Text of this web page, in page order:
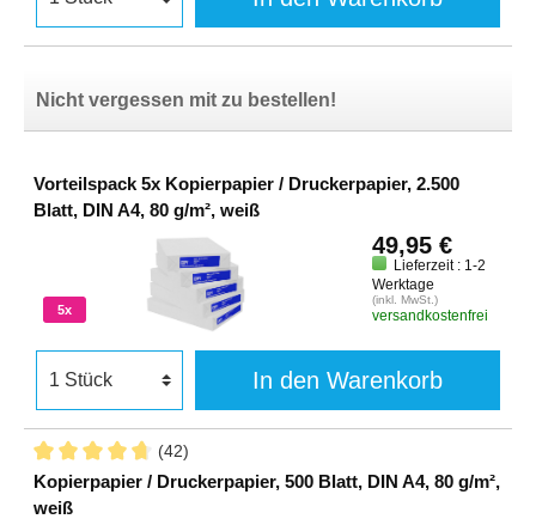
Nicht vergessen mit zu bestellen!
Vorteilspack 5x Kopierpapier / Druckerpapier, 2.500
Blatt, DIN A4, 80 g/m², weiß
5x
49,95 €
Lieferzeit : 1-2
Werktage
(inkl. MwSt.)
versandkostenfrei
In den Warenkorb
(42)
Kopierpapier / Druckerpapier, 500 Blatt, DIN A4, 80 g/m²,
weiß